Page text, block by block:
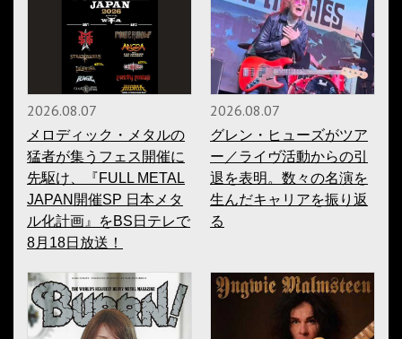
2026.08.07
メロディック・メタルの
猛者が集うフェス開催に
先駆け、『FULL METAL
JAPAN開催SP 日本メタ
ル化計画』をBS日テレで
8月18日放送！
2026.08.07
グレン・ヒューズがツア
ー／ライヴ活動からの引
退を表明。数々の名演を
生んだキャリアを振り返
る